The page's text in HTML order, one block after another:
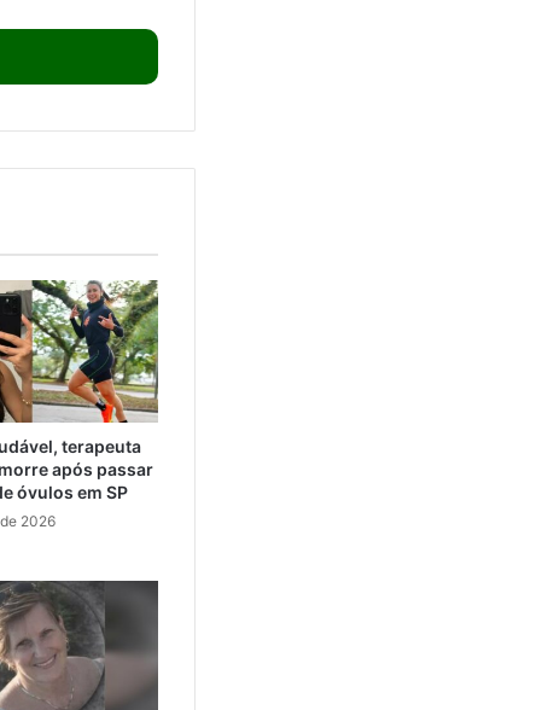
terapeuta
após passar
óvulos em SP
2026